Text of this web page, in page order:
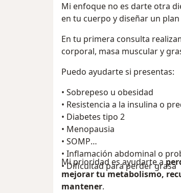
Mi enfoque no es darte otra
en tu cuerpo y diseñar un
En tu primera consulta
corporal, masa muscular y
Puedo ayudarte si presentas:
• Sobrepeso u obesidad
• Resistencia a la insulina o
• Diabetes tipo 2
• Menopausia
• SOMP
• Inflamación abdominal o
• Dificultad para perder grasa
Mi prioridad es ayudarte a
mejorar tu metabolismo,
mantener.